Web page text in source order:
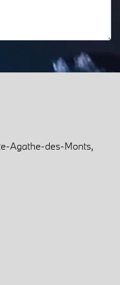
Agathe-des-Monts,